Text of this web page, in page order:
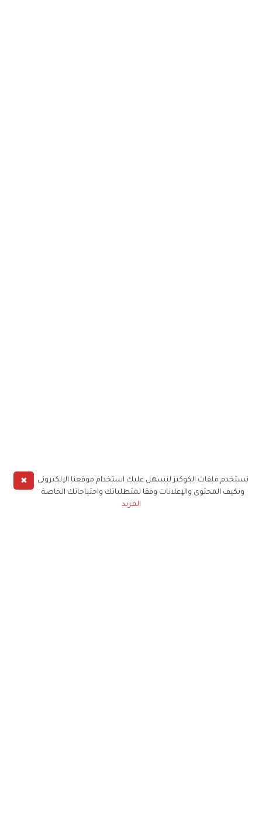
✖
نستخدم ملفات الكوكيز لنسهل عليك استخدام موقعنا الإلكتروني
ونكيف المحتوى والإعلانات وفقا لمتطلباتك واحتياجاتك الخاصة
المزيد